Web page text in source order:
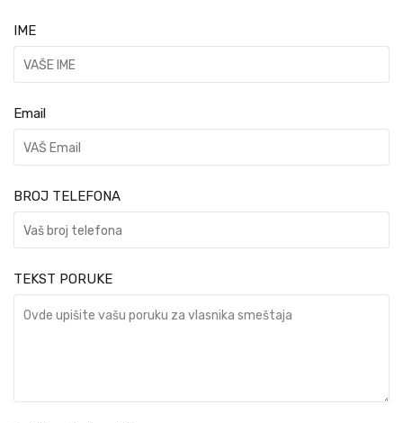
IME
Email
BROJ TELEFONA
TEKST PORUKE